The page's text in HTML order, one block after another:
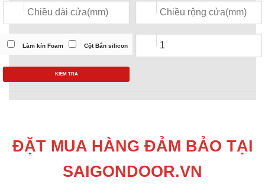
Làm kín Foam Cột Bắn silicon
KIỂM TRA
ĐẶT MUA HÀNG ĐẢM BẢO TẠI
SAIGONDOOR.VN